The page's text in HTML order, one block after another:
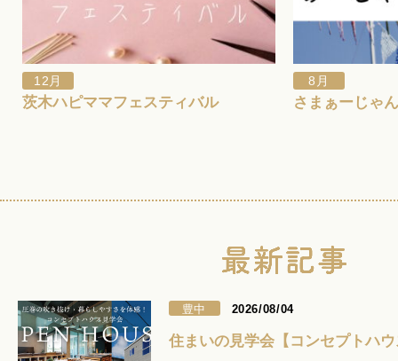
12月
茨木ハピママフェスティバル
8月
さまぁーじゃ
豊中 2026/08/04
住まいの見学会【コンセプトハ